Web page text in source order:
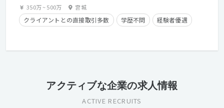
350万~500万 宮城
クライアントとの直接取引多数 学歴不問 経験者優遇
アクティブな企業の求人情報
ACTIVE RECRUITS